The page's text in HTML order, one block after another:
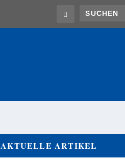
AKTUELLE ARTIKEL